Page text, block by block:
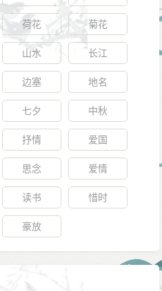
荷花 菊花
山水 长江
边塞 地名
七夕 中秋
抒情 爱国
思念 爱情
读书 惜时
豪放